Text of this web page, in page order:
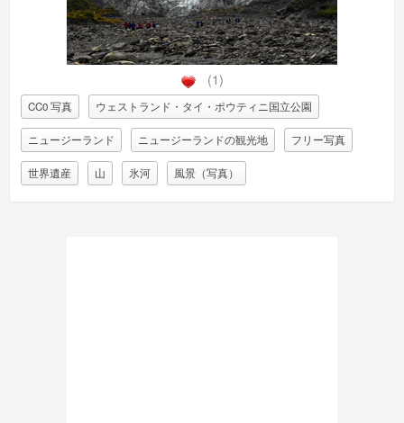
(1)
CC0 写真 ウェストランド・タイ・ポウティニ国立公園
ニュージーランド ニュージーランドの観光地 フリー写真
世界遺産 山 氷河 風景（写真）